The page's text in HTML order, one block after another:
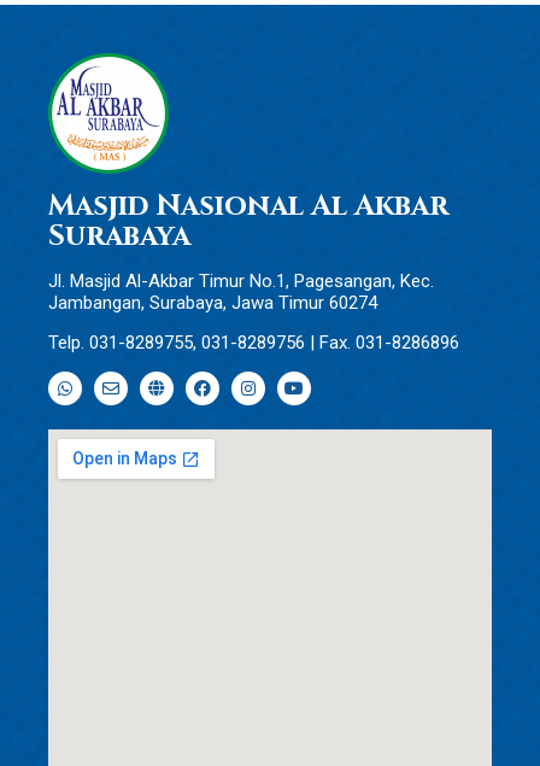
Masjid Nasional Al Akbar
Surabaya
Jl. Masjid Al-Akbar Timur No.1, Pagesangan, Kec.
Jambangan, Surabaya, Jawa Timur 60274
Telp. 031-8289755, 031-8289756 | Fax. 031-8286896